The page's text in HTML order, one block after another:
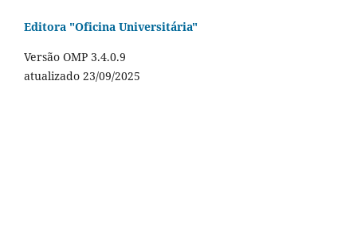
Editora "Oficina Universitária"
Versão OMP 3.4.0.9
atualizado 23/09/2025